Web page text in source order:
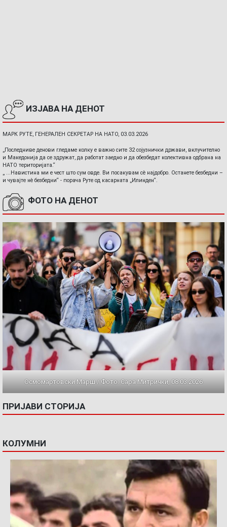
ИЗЈАВА НА ДЕНОТ
МАРК РУТЕ, ГЕНЕРАЛЕН СЕКРЕТАР НА НАТО, 03.03.2026
„Последниве денови гледаме колку е важно сите 32 сојузнички држави, вклучително
и Македонија да се здружат, да работат заедно и да обезбедат колективна одбрана на
НАТО територијата.“
„ ...Навистина ми е чест што сум овде. Ви посакувам сè најдобро. Останете безбедни –
и чувајте нè безбедни“ - порача Руте од касарната „Илинден“.
ФОТО НА ДЕНОТ
Осмомартовски Марш / Фото: Сара Митрички, 08.03.2026
ПРИЈАВИ СТОРИЈА
КОЛУМНИ